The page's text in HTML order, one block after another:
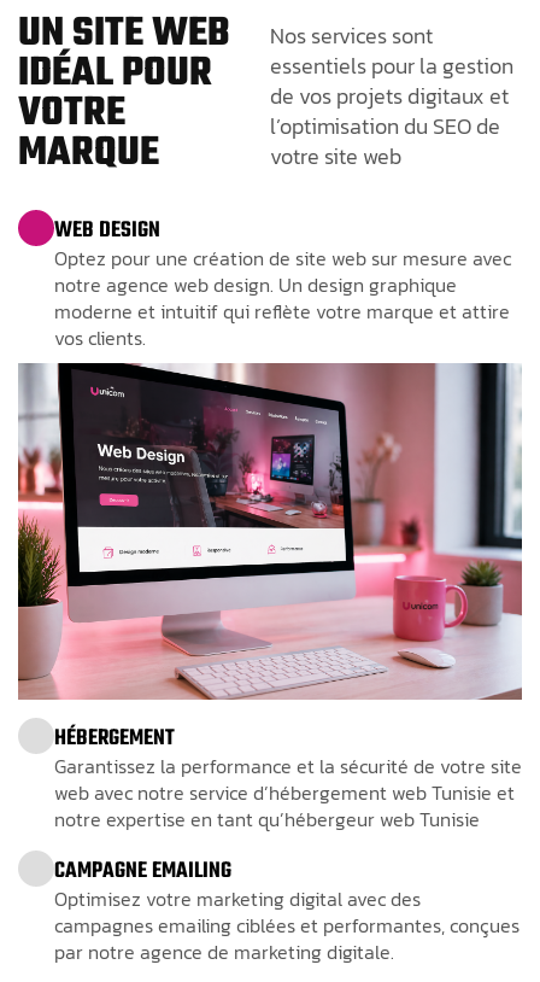
UN SITE WEB
IDÉAL POUR
VOTRE
MARQUE
Nos services sont
essentiels pour la gestion
de vos projets digitaux et
l’optimisation du SEO de
votre site web
WEB DESIGN
Optez pour une création de site web sur mesure avec
notre agence web design. Un design graphique
moderne et intuitif qui reflète votre marque et attire
vos clients.
HÉBERGEMENT
Garantissez la performance et la sécurité de votre site
web avec notre service d’hébergement web Tunisie et
notre expertise en tant qu’hébergeur web Tunisie
CAMPAGNE EMAILING
Optimisez votre marketing digital avec des
campagnes emailing ciblées et performantes, conçues
par notre agence de marketing digitale.